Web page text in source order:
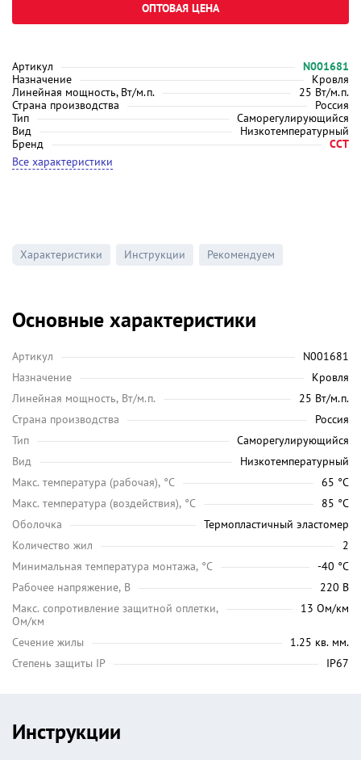
Артикул
N001681
Назначение
Кровля
Линейная мощность, Вт/м.п.
25 Вт/м.п.
Страна производства
Россия
Тип
Саморегулирующийся
Вид
Низкотемпературный
Бренд
ССТ
Все характеристики
ОПТОВАЯ ЦЕНА
Характеристики Инструкции Рекомендуем
Основные характеристики
Артикул
N001681
Назначение
Кровля
Линейная мощность, Вт/м.п.
25 Вт/м.п.
Страна производства
Россия
Тип
Саморегулирующийся
Вид
Низкотемпературный
Maкс. температура (рабочая), °C
65 °C
Макс. температура (воздействия), °C
85 °C
Оболочка
Термопластичный эластомер
Количество жил
2
Минимальная температура монтажа, °C
-40 °C
Рабочее напряжение, В
220 В
Макс. сопротивление защитной оплетки,
Ом/км
13 Ом/км
Сечение жилы
1.25 кв. мм.
Степень защиты IP
IP67
Инструкции